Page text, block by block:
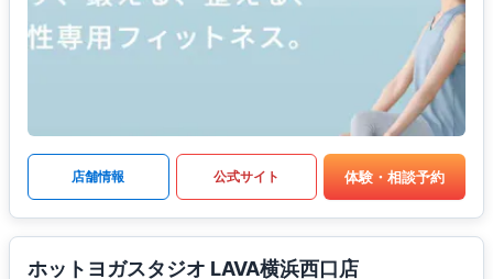
店舗情報 公式サイト 体験・相談予約
ホットヨガスタジオ LAVA横浜西口店